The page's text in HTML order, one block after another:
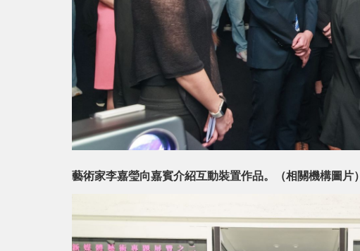
藝術家李嘉瑩向嘉賓介紹互動裝置作品。（相關機構圖片）